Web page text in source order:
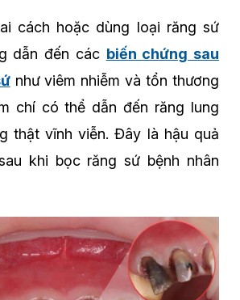
cách hoặc dùng loại răng sứ
dẫn đến các biến chứng sau
như viêm nhiễm và tổn thương
chí có thể dẫn đến răng lung
thật vĩnh viễn. Đây là hậu quả
khi bọc răng sứ bệnh nhân